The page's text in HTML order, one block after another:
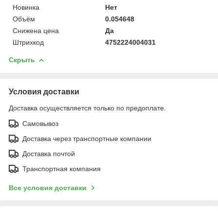
Новинка
Нет
Объём
0.054648
Снижена цена
Да
Штрихкод
4752224004031
Скрыть
Условия доставки
Доставка осуществляется только по предоплате.
Самовывоз
Доставка через транспортные компании
Доставка почтой
Транспортная компания
Все условия доставки